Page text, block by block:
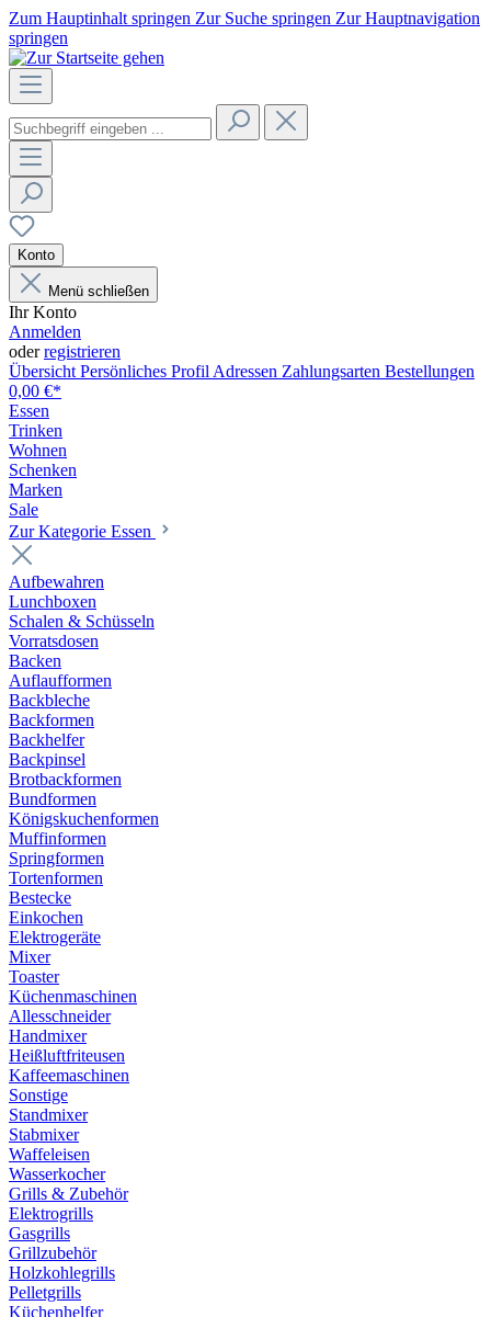
Zum Hauptinhalt springen Zur Suche springen Zur Hauptnavigation
springen
Konto
Menü schließen
Ihr Konto
Anmelden
oderregistrieren
Übersicht Persönliches Profil Adressen Zahlungsarten Bestellungen
0,00 €*
Essen
Trinken
Wohnen
Schenken
Marken
Sale
Zur Kategorie Essen
Aufbewahren
Lunchboxen
Schalen & Schüsseln
Vorratsdosen
Backen
Auflaufformen
Backbleche
Backformen
Backhelfer
Backpinsel
Brotbackformen
Bundformen
Königskuchenformen
Muffinformen
Springformen
Tortenformen
Bestecke
Einkochen
Elektrogeräte
Mixer
Toaster
Küchenmaschinen
Allesschneider
Handmixer
Heißluftfriteusen
Kaffeemaschinen
Sonstige
Standmixer
Stabmixer
Waffeleisen
Wasserkocher
Grills & Zubehör
Elektrogrills
Gasgrills
Grillzubehör
Holzkohlegrills
Pelletgrills
Küchenhelfer